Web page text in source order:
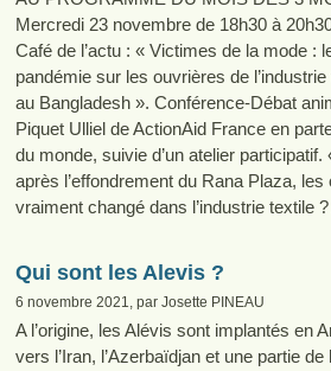
Mercredi 23 novembre de 18h30 à
Café de l’actu : « Victimes de la mode :
pandémie sur les ouvrières de
au Bangladesh ». Conférence-Débat
Piquet Ulliel de ActionAid France en
du monde, suivie d’un atelier
après l’effondrement du Rana Plaza,
vraiment changé dans l’industrie textile
Qui sont les Alevis ?
6 novembre 2021, par Josette PINEAU
A l’origine, les Alévis sont implantés en
vers l’Iran, l’Azerbaïdjan et une partie